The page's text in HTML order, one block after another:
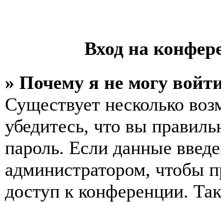
Вход на
» Почему я не могу
Существует несколько
убедитесь, что вы
пароль. Если данные
администратором, чтобы
доступ к конференции.